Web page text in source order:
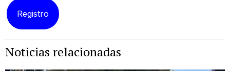
Noticias relacionadas